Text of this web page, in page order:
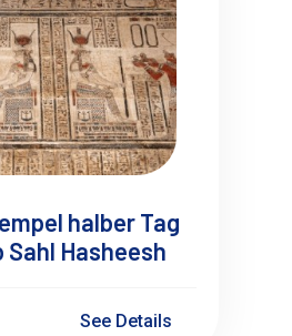
halber Tag
Sahl Hasheesh
See Details